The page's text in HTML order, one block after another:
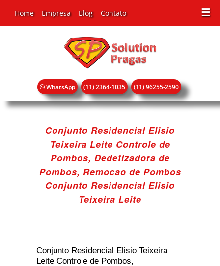
☰
Home Empresa Blog Contato
WhatsApp (11) 2364-1035 (11) 96255-2590
Conjunto Residencial Elisio
Teixeira Leite Controle de
Pombos, Dedetizadora de
Pombos, Remocao de Pombos
Conjunto Residencial Elisio
Teixeira Leite
Conjunto Residencial Elisio Teixeira
Leite Controle de Pombos,